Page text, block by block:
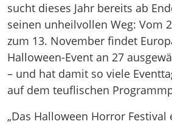
sucht dieses Jahr bereits ab
seinen unheilvollen Weg: Vom
zum 13. November findet
Halloween-Event an 27
– und hat damit so viele
auf dem teuflischen
„Das Halloween Horror